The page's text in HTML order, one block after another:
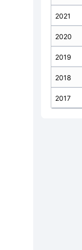
2021
2020
2019
2018
2017